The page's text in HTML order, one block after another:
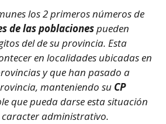
los 2 primeros números de
de las poblacionespueden
del de su provincia. Esta
en localidades ubicadas en
y que han pasado a
manteniendo su CP
que pueda darse esta situación
administrativo.